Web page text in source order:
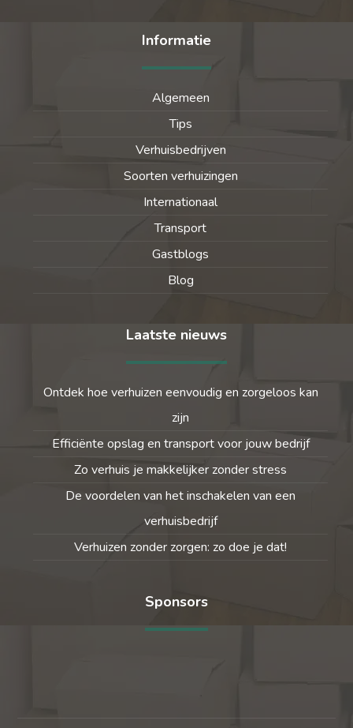
Informatie
Algemeen
Tips
Verhuisbedrijven
Soorten verhuizingen
Internationaal
Transport
Gastblogs
Blog
Laatste nieuws
Ontdek hoe verhuizen eenvoudig en zorgeloos kan
zijn
Efficiënte opslag en transport voor jouw bedrijf
Zo verhuis je makkelijker zonder stress
De voordelen van het inschakelen van een
verhuisbedrijf
Verhuizen zonder zorgen: zo doe je dat!
Sponsors